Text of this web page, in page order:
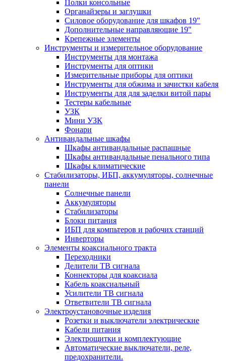
Полки консольные
Органайзеры и заглушки
Силовое оборудование для шкафов 19"
Дополнительные направляющие 19"
Крепежные элементы
Инструменты и измерительное оборудование
Инструменты для монтажа
Инструменты для оптики
Измерительные приборы для оптики
Инструменты для обжима и зачистки кабеля
Инструменты для для заделки витой пары
Тестеры кабельные
УЗК
Мини УЗК
Фонари
Антивандальные шкафы
Шкафы антивандальные распашные
Шкафы антивандальные пенального типа
Шкафы климатические
Стабилизаторы, ИБП, аккумуляторы, солнечные
панели
Солнечные панели
Аккумуляторы
Стабилизаторы
Блоки питания
ИБП для компьтеров и рабочих станций
Инверторы
Элементы коаксиального тракта
Переходники
Делители ТВ сигнала
Коннекторы для коаксиала
Кабель коаксиальный
Усилители ТВ сигнала
Ответвители ТВ сигнала
Электроустановочные изделия
Розетки и выключатели электрические
Кабели питания
Электрощитки и комплектующие
Автоматические выключатели, реле,
предохранители.